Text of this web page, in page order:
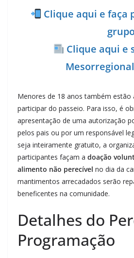
Clique aqui e faça
Clique aqui e
Menores de 18 anos também estão
participar do passeio. Para isso, é
apresentação de uma autorização
pelos pais ou por um responsável
seja inteiramente gratuito, a
participantes façam a doação
alimento não perecível no dia da
mantimentos arrecadados serão
beneficentes na comunidade.
Detalhes do
Programação